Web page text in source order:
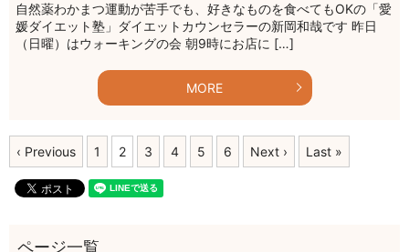
自然薬わかまつ運動が苦手でも、好きなものを食べてもOKの「愛
媛ダイエット塾」ダイエットカウンセラーの新岡和哉です 昨日
（日曜）はウォーキングの会 朝9時にお店に […]
MORE
‹ Previous 1 2 3 4 5 6 Next › Last »